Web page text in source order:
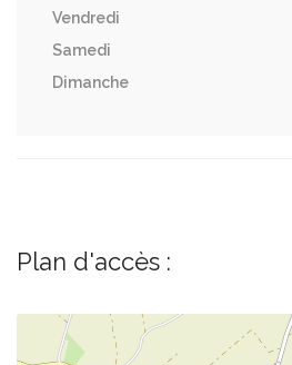
Vendredi
Samedi
Dimanche
Plan d'accès :